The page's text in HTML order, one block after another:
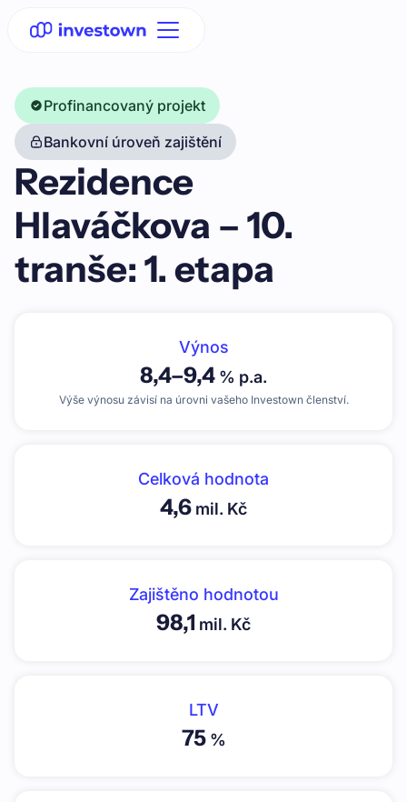
Profinancovaný projekt
Bankovní úroveň zajištění
Rezidence
Hlaváčkova – 10.
tranše: 1. etapa
Výnos
8,4–9,4 % p.a.
Výše výnosu závisí na úrovni vašeho Investown členství.
Celková hodnota
4,6 mil. Kč
Zajištěno hodnotou
98,1 mil. Kč
LTV
75%